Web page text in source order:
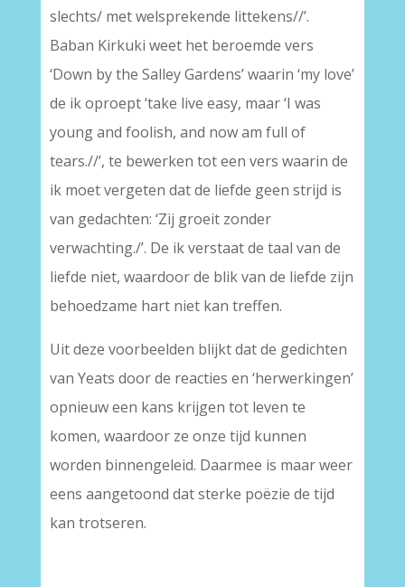
slechts/ met welsprekende littekens//’.
Baban Kirkuki weet het beroemde vers
‘Down by the Salley Gardens’ waarin ‘my love’
de ik oproept ‘take live easy, maar ‘I was
young and foolish, and now am full of
tears.//’, te bewerken tot een vers waarin de
ik moet vergeten dat de liefde geen strijd is
van gedachten: ‘Zij groeit zonder
verwachting./’. De ik verstaat de taal van de
liefde niet, waardoor de blik van de liefde zijn
behoedzame hart niet kan treffen.
Uit deze voorbeelden blijkt dat de gedichten
van Yeats door de reacties en ‘herwerkingen’
opnieuw een kans krijgen tot leven te
komen, waardoor ze onze tijd kunnen
worden binnengeleid. Daarmee is maar weer
eens aangetoond dat sterke poëzie de tijd
kan trotseren.